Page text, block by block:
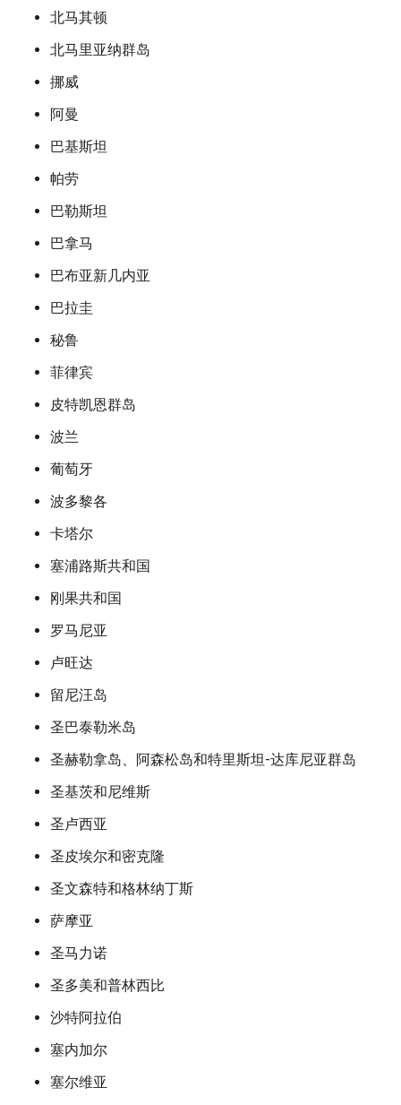
北马其顿
北马里亚纳群岛
挪威
阿曼
巴基斯坦
帕劳
巴勒斯坦
巴拿马
巴布亚新几内亚
巴拉圭
秘鲁
菲律宾
皮特凯恩群岛
波兰
葡萄牙
波多黎各
卡塔尔
塞浦路斯共和国
刚果共和国
罗马尼亚
卢旺达
留尼汪岛
圣巴泰勒米岛
圣赫勒拿岛、阿森松岛和特里斯坦-达库尼亚群岛
圣基茨和尼维斯
圣卢西亚
圣皮埃尔和密克隆
圣文森特和格林纳丁斯
萨摩亚
圣马力诺
圣多美和普林西比
沙特阿拉伯
塞内加尔
塞尔维亚